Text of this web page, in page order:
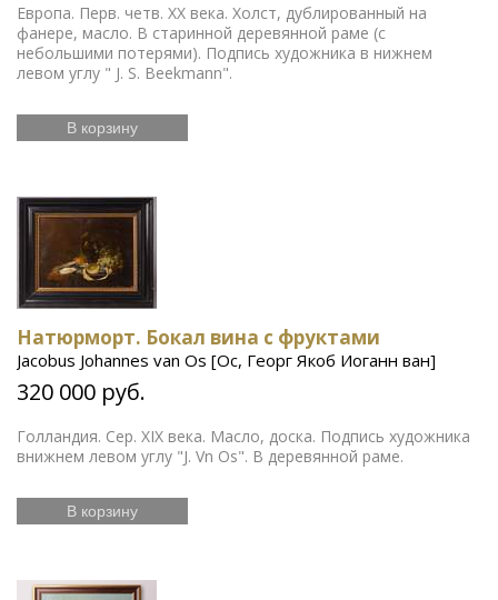
Европа. Перв. четв. ХХ века. Холст, дублированный на
фанере, масло. В старинной деревянной раме (с
небольшими потерями). Подпись художника в нижнем
левом углу " J. S. Beekmann".
В корзину
Натюрморт. Бокал вина с фруктами
Jacobus Johannes van Os [Ос, Георг Якоб Иоганн ван]
320 000 руб.
Голландия. Сер. XIX века. Масло, доска. Подпись художника
внижнем левом углу "J. Vn Os". В деревянной раме.
В корзину